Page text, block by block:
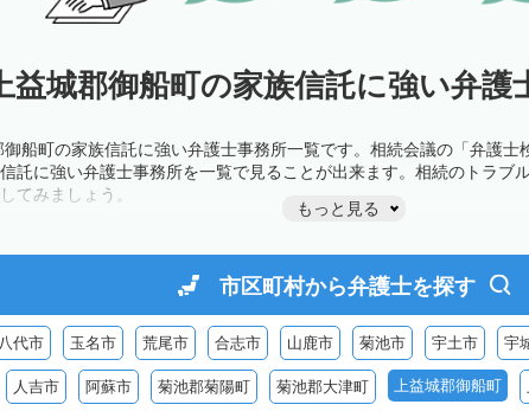
益城郡御船町の家族信託に強い弁護
船町の家族信託に強い弁護士事務所一覧です。相続会議の「弁護士
託に強い弁護士事務所を一覧で見ることが出来ます。相続のトラブ
てみましょう。
もっと見る
市区町村から弁護士を探す
八代市 玉名市 荒尾市 合志市 山鹿市 菊池市 宇土市 宇
人吉市 阿蘇市 菊池郡菊陽町 菊池郡大津町 上益城郡御船町